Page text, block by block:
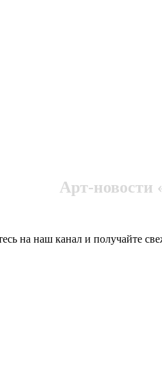
Арт-новости
на наш канал и получайте